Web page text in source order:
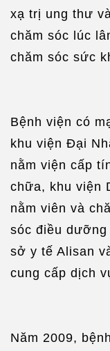
xạ trị ung thư
chăm sóc lúc
chăm sóc sức
Bệnh viện có
khu viện Đại
nằm viện cấp
chữa, khu viện
nằm viên và
sóc điều
sở y tế Alisan
cung cấp dịch
Năm 2009,